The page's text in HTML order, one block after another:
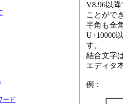
ード
V8.96以
ことがで
半角も全
U+10000
す。
結合文字
エディタ
例：